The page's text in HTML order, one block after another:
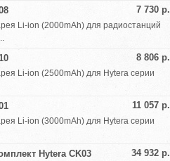
7 730 р.
Li-ion (2000mAh) для радиостанций
8 806 р.
Li-ion (2500mAh) для Hytera серии
11 057 р.
Li-ion (3000mAh) для Hytera серии
34 932 р.
Hytera CK03